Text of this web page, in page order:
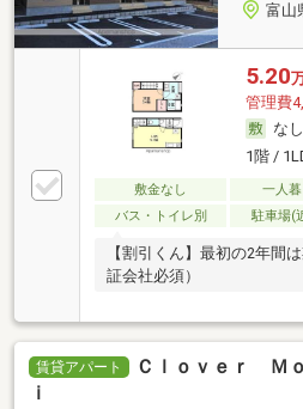
富山
5.20
管理費
なし
1階 /
敷金なし 一人
バス・トイレ別
駐車場(
【割引くん】最初の2年間
証会社必須）
賃貸アパート
Ｃｌｏｖｅｒ Ｍ
ｉ